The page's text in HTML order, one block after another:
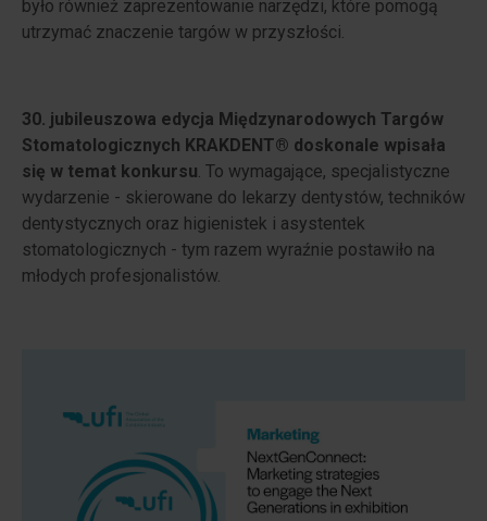
było również zaprezentowanie narzędzi, które pomogą
utrzymać znaczenie targów w przyszłości.
30. jubileuszowa edycja Międzynarodowych Targów
Stomatologicznych KRAKDENT® doskonale wpisała
się w temat konkursu. To wymagające, specjalistyczne
wydarzenie - skierowane do lekarzy dentystów, techników
dentystycznych oraz higienistek i asystentek
stomatologicznych - tym razem wyraźnie postawiło na
młodych profesjonalistów.